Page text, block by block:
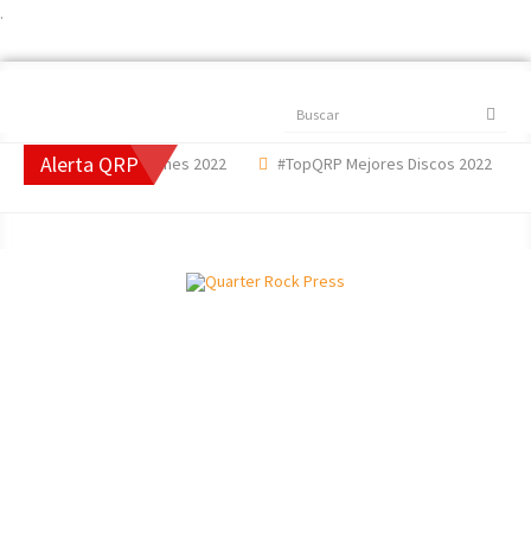
.
Buscar
Alerta QRP
Mejores Canciones 2022 #TopQRP Mejores Discos 2022